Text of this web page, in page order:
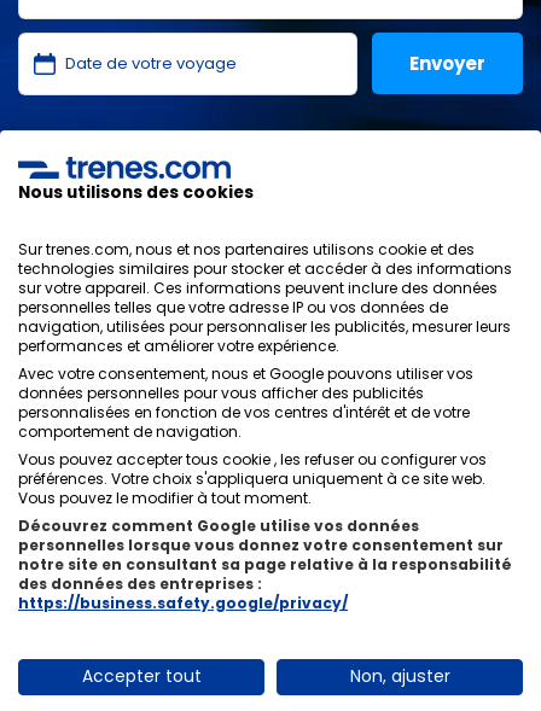
protection des données
ONLINE TRAVEL SOLUTIONS.
Politique de confidentialité
Conditions générales
Politique de sécurité
Contacts
Qui sommes-nous ixigo
Copyright © Trenes.com. Tous droits réservés.
Nous utilisons des cookies
Sur trenes.com, nous et nos partenaires utilisons cookie et des
technologies similaires pour stocker et accéder à des informations
sur votre appareil. Ces informations peuvent inclure des données
personnelles telles que votre adresse IP ou vos données de
navigation, utilisées pour personnaliser les publicités, mesurer leurs
performances et améliorer votre expérience.
Avec votre consentement, nous et Google pouvons utiliser vos
données personnelles pour vous afficher des publicités
personnalisées en fonction de vos centres d'intérêt et de votre
comportement de navigation.
Vous pouvez accepter tous cookie , les refuser ou configurer vos
préférences. Votre choix s'appliquera uniquement à ce site web.
Vous pouvez le modifier à tout moment.
Découvrez comment Google utilise vos données
personnelles lorsque vous donnez votre consentement sur
notre site en consultant sa page relative à la responsabilité
des données des entreprises :
https://business.safety.google/privacy/
Accepter tout Non, ajuster